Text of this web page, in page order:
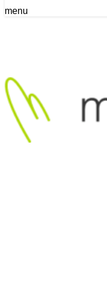
menu